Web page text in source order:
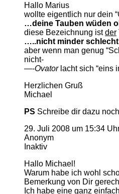
Hallo Marius
wollte eigentlich nur dein
…deine Tauben wüden
diese Bezeichnung istder
…..nicht minder
aber wenn man genug
nicht-
—-Ovator lacht sich “eins
Herzlichen Gruß
Michael
PS Schreibe dir dazu
29. Juli 2008 um 15:34
Anonym
Inaktiv
Hallo Michael!
Warum habe ich wohl
Bemerkung von Dir
Ich habe eine ganz